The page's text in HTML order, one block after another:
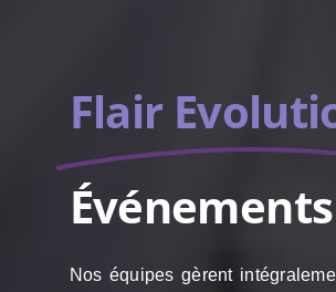
Flair
Événements
Nos équipes gèrent